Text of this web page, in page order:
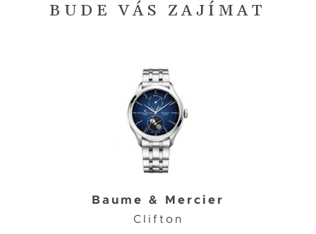
BUDE VÁS ZAJÍMAT
Baume & Mercier
Clifton